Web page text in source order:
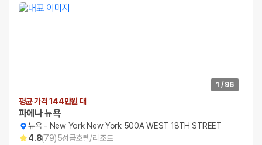
1 / 96
평균 가격 144만원 대
파에나 뉴욕
뉴욕- New York New York 500A WEST 18TH STREET
4.8(79)5성급호텔/리조트